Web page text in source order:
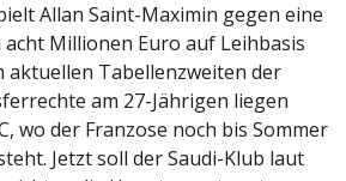
Allan Saint-Maximin gegen eine
Millionen Euro auf Leihbasis
aktuellen Tabellenzweiten der
am 27-Jährigen liegen
wo der Franzose noch bis Sommer
Jetzt soll der Saudi-Klub laut